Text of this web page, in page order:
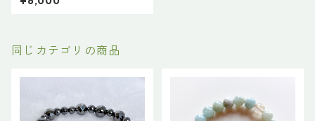
同じカテゴリの商品